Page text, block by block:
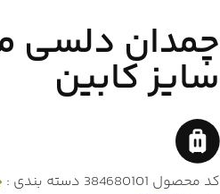
چمدان دلسی
سایز کابین
کد محصول 384680101 دسته بندی :